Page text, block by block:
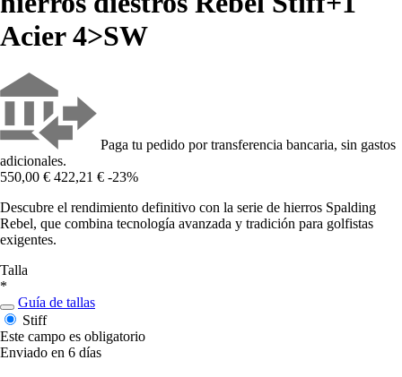
Acier 4>SW
Paga tu pedido por transferencia bancaria, sin gastos
adicionales.
550,00 € 422,21 € -23%
Descubre el rendimiento definitivo con la serie de hierros Spalding
Rebel, que combina tecnología avanzada y tradición para golfistas
exigentes.
Talla
*
Guía de tallas
Stiff
Este campo es obligatorio
Enviado en 6 días